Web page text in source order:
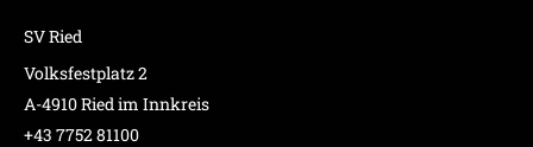
SV Ried
Volksfestplatz 2
A-4910 Ried im Innkreis
+43 7752 81100